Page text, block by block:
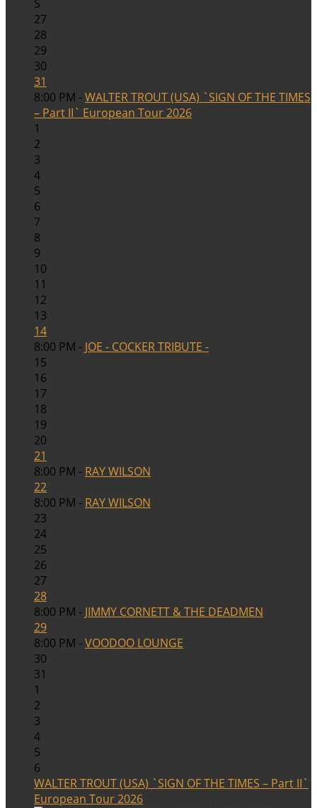
S
27
28
29
30
31
8:00 PM -WALTER TROUT (USA) `SIGN OF THE TIMES
– Part II` European Tour 2026
1
2
3
4
5
6
7
8
9
10
11
12
13
14
8:00 PM - JOE - COCKER TRIBUTE -
15
16
17
18
19
20
21
8:00 PM - RAY WILSON
22
8:00 PM - RAY WILSON
23
24
25
26
27
28
8:00 PM - JIMMY CORNETT & THE DEADMEN
29
8:00 PM -VOODOO LOUNGE
30
31
1
2
3
4
5
6
WALTER TROUT (USA) `SIGN OF THE TIMES – Part II`
European Tour 2026